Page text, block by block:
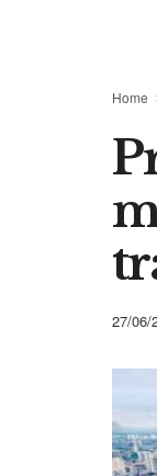
Home
27/06/